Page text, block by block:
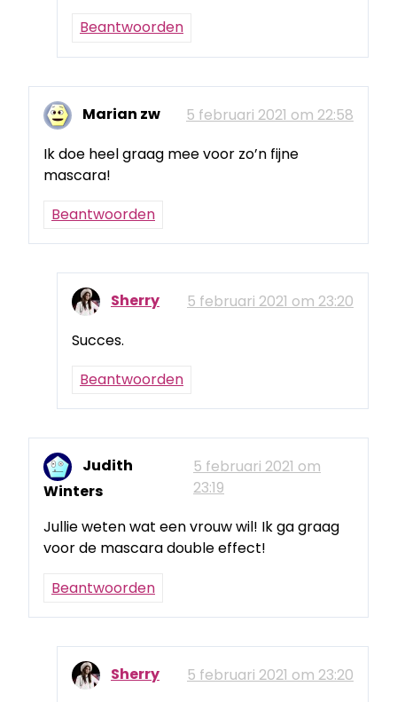
Beantwoorden
Marian zw
5 februari 2021 om 22:58
Ik doe heel graag mee voor zo’n fijne
mascara!
Beantwoorden
Sherry
5 februari 2021 om 23:20
Succes.
Beantwoorden
Judith
Winters
5 februari 2021 om
23:19
Jullie weten wat een vrouw wil! Ik ga graag
voor de mascara double effect!
Beantwoorden
Sherry
5 februari 2021 om 23:20